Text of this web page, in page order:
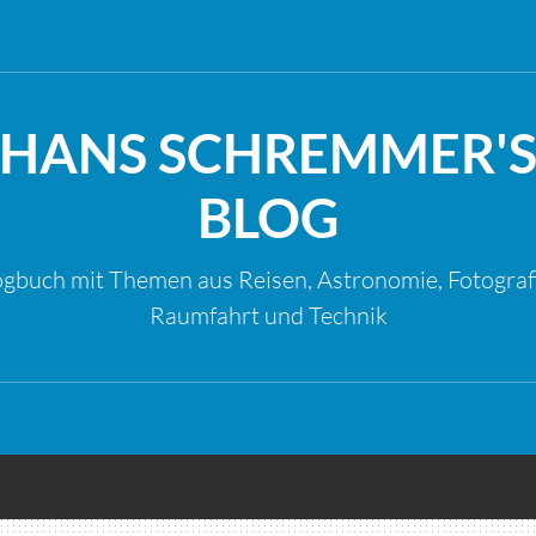
HANS SCHREMMER'S
BLOG
mit Themen aus Reisen, Astronomie,
Raumfahrt und Technik